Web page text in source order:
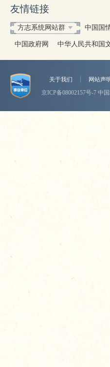
友情链接
方志系统网站群 中国国
中国政府网 中华人民共和国
关于我们 网站声
京ICP备08002157号-7中国